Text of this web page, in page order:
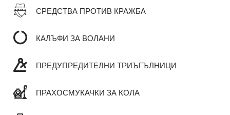
СРЕДСТВА ПРОТИВ КРАЖБА
КАЛЪФИ ЗА ВОЛАНИ
ПРЕДУПРЕДИТЕЛНИ ТРИЪГЪЛНИЦИ
ПРАХОСМУКАЧКИ ЗА КОЛА